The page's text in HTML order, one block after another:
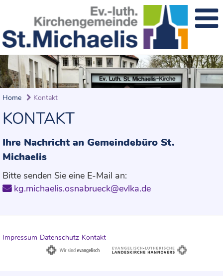
Home Kontakt
KONTAKT
Ihre Nachricht an Gemeindebüro St.
Michaelis
Bitte senden Sie eine E-Mail an:
kg.michaelis.osnabrueck@evlka.de
Impressum Datenschutz Kontakt